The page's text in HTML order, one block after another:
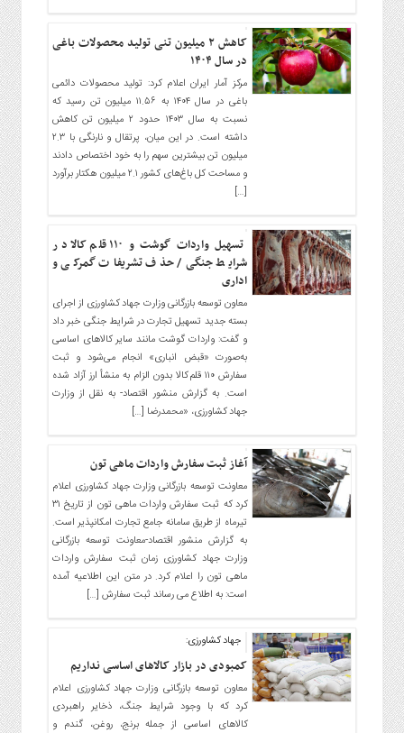
کاهش ۲ میلیون تنی تولید محصولات باغی
در سال ۱۴۰۴
مرکز آمار ایران اعلام کرد: تولید محصولات دائمی
باغی در سال ۱۴۰۴ به ۱۱.۵۶ میلیون تن رسید که
نسبت به سال ۱۴۰۳ حدود ۲ میلیون تن کاهش
داشته است. در این میان، پرتقال و نارنگی با ۲.۳
میلیون تن بیشترین سهم را به خود اختصاص دادند
و مساحت کل باغ‌های کشور ۲.۱ میلیون هکتار برآورد
[…]
تسهیل واردات گوشت و ۱۱۰ قلم کالا در
شرایط جنگی/ حذف تشریفات گمرکی و
اداری
معاون توسعه بازرگانی وزارت جهاد کشاورزی از اجرای
بسته جدید تسهیل تجارت در شرایط جنگی خبر داد
و گفت: واردات گوشت مانند سایر کالاهای اساسی
به‌صورت «قبض انباری» انجام می‌شود و ثبت
سفارش ۱۱۰ قلم کالا بدون الزام به منشأ ارز آزاد شده
است. به گزارش منشور اقتصاد- به نقل از وزارت
جهاد کشاورزی، «محمدرضا […]
آغاز ثبت سفارش واردات ماهی تون
معاونت توسعه بازرگانی وزارت جهاد کشاورزی اعلام
کرد که ثبت سفارش واردات ماهی تون از تاریخ ۳۱
تیرماه از طریق سامانه جامع تجارت امکانپذیر است.
به گزارش منشور اقتصاد-معاونت توسعه بازرگانی
وزارت جهاد کشاورزی زمان ثبت سفارش واردات
ماهی تون را اعلام کرد. در متن این اطلاعیه آمده
است: به اطلاع می رساند ثبت سفارش […]
جهاد کشاورزی:
کمبودی در بازار کالاهای اساسی نداریم
معاون توسعه بازرگانی وزارت جهاد کشاورزی اعلام
کرد که با وجود شرایط جنگ، ذخایر راهبردی
کالاهای اساسی از جمله برنج، روغن، گندم و